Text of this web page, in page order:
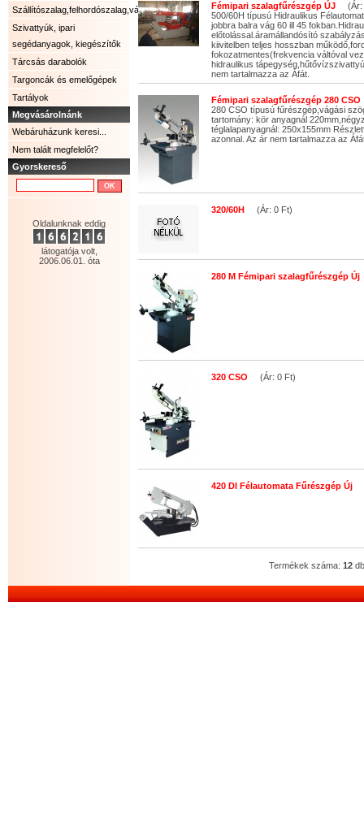
Szállítószalag,felhordószalag,válogatószalag.
Szivattyúk, ipari
segédanyagok, kiegészítők
Tárcsás darabolók
Targoncák és emelőgépek
Tartályok
Megvásárolnánk
Webáruházunk keresi...
Nem talált megfelelőt?
Gyorskereső
Oldalunknak eddig
látogatója volt,
2006.06.01. óta
Fémipari szalagfűrészgép ÚJ (Ár:
500/60H típusú Hidraulikus
jobbra balra vág 60 ill 45
előtolással.áramállandósító
kiivitelben teljes hosszban
fokozatmentes(frekvencia váltóval
hidraulikus
nem tartalmazza az Áfát.
Fémipari szalagfűrészgép 280 CSO
280 CSO típusú fűrészgép,vágási
tartomány: kör anyagnál
téglalapanyagnál: 250x155mm
azonnal. Az ár nem tartalmazza az
320/60H (Ár: 0 Ft)
280 M Fémipari szalagfűrészgép Új
320 CSO (Ár: 0 Ft)
420 DI Félautomata Fűrészgép Új
Termékek száma: 12 db